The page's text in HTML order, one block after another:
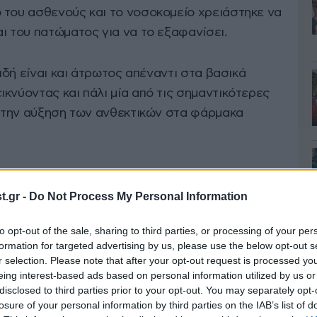
- Do Not Process My Personal Information
opt-out of the sale, sharing to third parties, or processing of your
for targeted advertising by us, please use the below opt-out
selection. Please note that after your opt-out request is processed
interest-based ads based on personal information utilized by us
to third parties prior to your opt-out. You may separately
of your personal information by third parties on the IAB’s list of
ασθενούς και το νοσοκομείο χρειάστηκε να
του πατώματος για να το εξαφανίσει.
είναι και άτρωτος απέναντι στα βασικά
και πάλι μία από τις σημαντικότερες
την αύξηση των ανθεκτικών στα φάρμακα
υγείας προειδοποιούν πως η
αποτελεσματικότητα των φαρμάκων που
θεραπεύοντας
τα τελευταία χρόνια καταγράφεται έκρηξη
μία νέα τρομακτική διάσταση σε ένα
της σύγχρονης ιατρικής.